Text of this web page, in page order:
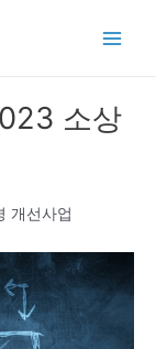
소상
개선사업